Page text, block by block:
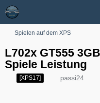
Spielen auf dem XPS
L702x GT555
Spiele Leistung
[XPS17] passi24